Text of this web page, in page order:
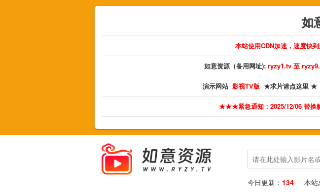
如
本站使用CDN加速，速度快
如意资源（备用网址):ryzy1.tv 至
演示网站 影视TV版 ★求片请点这里 ★
★★★紧急通知：2025/12/06 替换
今日更新： 134 本站